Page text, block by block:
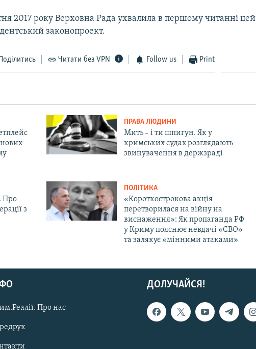
2017 року Верховна Рада ухвалила в першому читанні цей
законопроект.
Поділитись Читати без VPN Follow us Print
ПРАВА ЛЮДИНИ
Мить – і ти шпигун. Як у
кримських судах розглядають
звинувачення в держзраді
Про
з
ПОЛІТИКА
«Короткострокова акція
перетворилася на війну на
виснаження»: Як пропаганда РФ
у Криму пояснює невдачі «СВО»
та залякує «мінними атаками»
ДОЛУЧАЙСЯ!
Про нас